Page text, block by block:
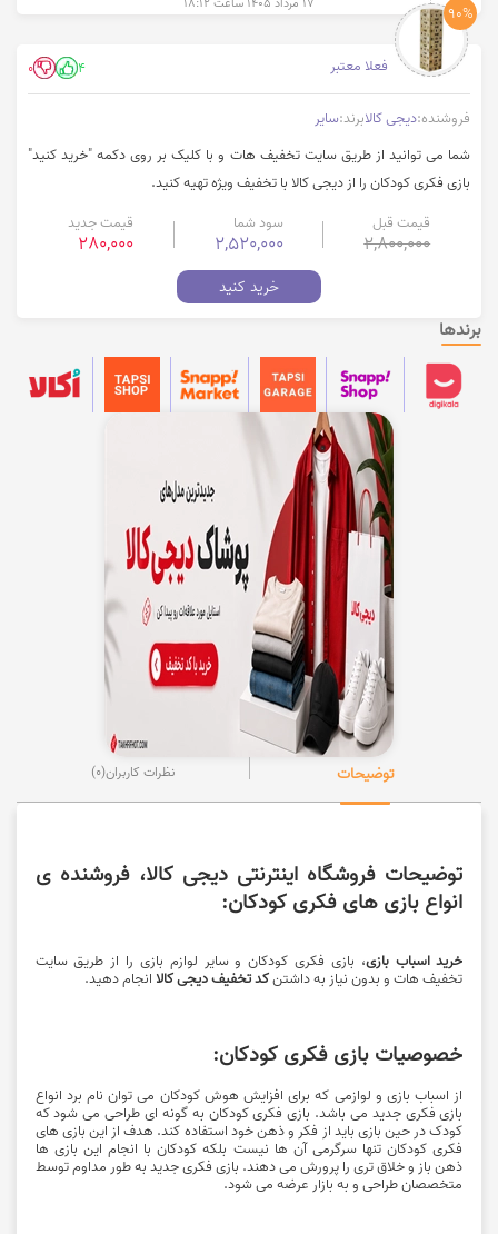
۱۷ مرداد ۱۴۰۵ ساعت ۱۸:۱۲
90%
فعلا معتبر 4
0
فروشنده:دیجی کالابرند:سایر
شما می توانید از طریق سایت تخفیف هات و با کلیک بر روی دکمه "خرید کنید"
بازی فکری کودکان را از دیجی کالا با تخفیف ویژه تهیه کنید.
قیمت قبل
2,800,000
سود شما
2,520,000
قیمت جدید
280,000
خرید کنید
برندها
توضیحات نظرات کاربران(0)
توضیحات فروشگاه اینترنتی دیجی کالا، فروشنده ی
انواع بازی های فکری کودکان:
خرید اسباب بازی، بازی فکری کودکان و سایر لوازم بازی را از طریق سایت
تخفیف هات و بدون نیاز به داشتنکد تخفیف دیجی کالا انجام دهید.
خصوصیات بازی فکری کودکان:
از اسباب بازی و لوازمی که برای افزایش هوش کودکان می توان نام برد انواع
بازی فکری جدید می باشد. بازی فکری کودکان به گونه ای طراحی می شود که
کودک در حین بازی باید از فکر و ذهن خود استفاده کند. هدف از این بازی های
فکری کودکان تنها سرگرمی آن ها نیست بلکه کودکان با انجام این بازی ها
ذهن باز و خلاق تری را پرورش می دهند. بازی فکری جدید به طور مداوم توسط
متخصصان طراحی و به بازار عرضه می شود.